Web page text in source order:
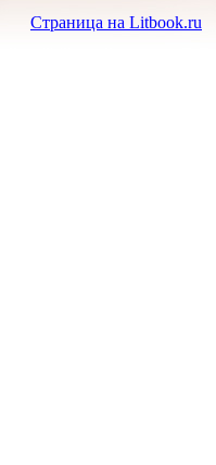
Страница на Litbook.ru